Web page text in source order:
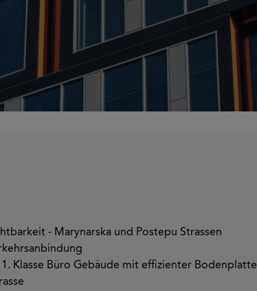
- Marynarska und Postepu Strassen
Klasse Büro Gebäude mit effizienter Bodenplatte